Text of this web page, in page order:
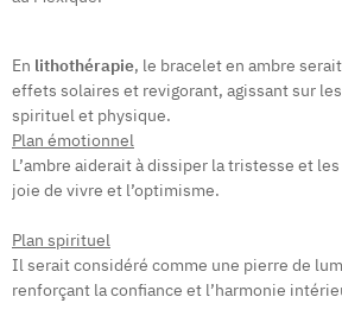
En lithothérapie, le bracelet en ambre
effets solaires et revigorant, agissant sur
spirituel et physique.
Plan émotionnel
L’ambre aiderait à dissiper la tristesse et
joie de vivre et l’optimisme.
Plan spirituel
Il serait considéré comme une pierre de
renforçant la confiance et l’harmonie